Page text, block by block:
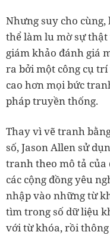
Nhưng suy cho
thể làm lu mờ sự
giám khảo đánh giá
ra bởi một công cụ
cao hơn mọi bức
pháp truyền thống.
Thay vì vẽ tranh
số, Jason Allen sử
tranh theo mô tả của
các cộng đồng yêu
nhập vào những từ
tìm trong số dữ liệu
với từ khóa, rồi